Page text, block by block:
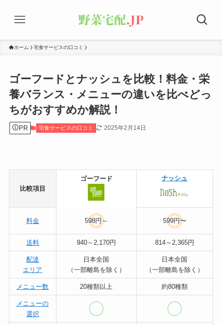
ホーム 宅食サービスの口コミ
ゴーフードとナッシュを比較！料金・栄
養バランス・メニューの違いを比べどっ
ちがおすすめか解説！
PR 宅食サービスの口コミ 2025年2月14日
比較項目
ゴーフード ナッシュ
料金 598円～ 599円〜
送料 940～2,170円 814～2,365円
配達
エリア
日本全国
（一部離島を除く）
日本全国
（一部離島を除く）
メニュー数 20種類以上 約80種類
メニューの
選択